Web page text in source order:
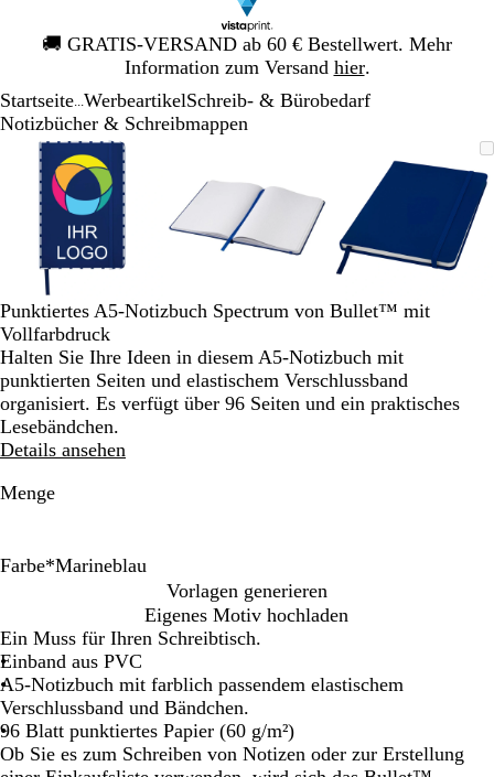
🚚 GRATIS-VERSAND ab 60 € Bestellwert. Mehr
Information zum Versand hier.
Galeriebild
1
Startseite WerbeartikelSchreib- & Bürobedarf
Notizbücher & Schreibmappen
Vergrößer-/verkleinerbares
Bild
Zoom
auf
Minimum
Klicken
zum
Vergrößern
Verwenden
Sie
die
Tasten
+
und
zum
Zoomen
und
die
Pfeiltasten
zum
Schwenken.
Minimum
Vergrößern
die
Tasten
+
zum
und
die
Pfeiltasten
Bild
auf
Minimum
zum
Sie
Tasten
und
zum
Pfeiltasten
Galeriebild
Punktiertes A5-Notizbuch Spectrum von Bullet™ mit
Vollfarbdruck
Halten Sie Ihre Ideen in diesem A5-Notizbuch mit
punktierten Seiten und elastischem Verschlussband
organisiert. Es verfügt über 96 Seiten und ein praktisches
Lesebändchen.
Details ansehen
Menge
Farbe*Marineblau
h
w
a
r
z
r
i
n
e
b
l
Vorlagen generieren
Eigenes Motiv hochladen
Ein Muss für Ihren Schreibtisch.
Einband aus PVC
A5-Notizbuch mit farblich passendem elastischem
Verschlussband und Bändchen.
96 Blatt punktiertes Papier (60 g/m²)
Ob Sie es zum Schreiben von Notizen oder zur Erstellung